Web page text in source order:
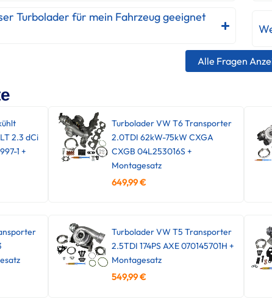
Turbolader für mein Fahrzeug geeignet
Alle Fragen
2.3 dCi
1 +
Turbolader VW T6 Transporter
2.0TDI 62kW-75kW CXGA
CXGB 04L253016S +
Montagesatz
649,99€
Turbolader VW T5 Transporter
2.5TDI 174PS AXE 070145701H +
Montagesatz
549,99€